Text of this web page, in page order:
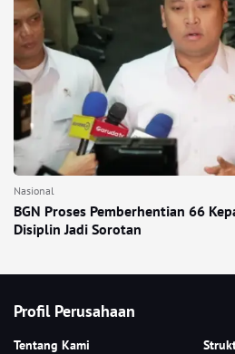
Nasional
BGN Proses Pemberhentian 66
Disiplin Jadi Sorotan
Profil Perusahaan
Tentang Kami